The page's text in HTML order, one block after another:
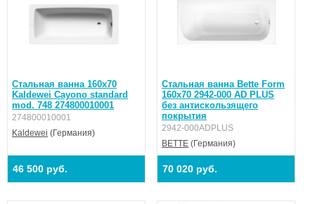
Стальная ванна 160x70
Kaldewei Cayono standard
mod. 748 274800010001
274800010001
Kaldewei (Германия)
46 500 руб.
Стальная ванна Bette Form
160х70 2942-000 AD PLUS
без антискользящего
покрытия
2942-000ADPLUS
BETTE (Германия)
70 020 руб.